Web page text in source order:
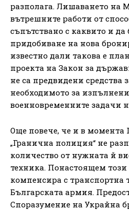
разполага. Лишаването на
вътрешните работи от
съпътствано с каквито и
придобиване на нова
известно дали такова е
проекта на Закон за
не са предвидени средства
необходимото за
военновременните задачи
Още повече, че и в момента
„Гранична полиция“ не
количество от нужната й
техника. Понастоящем
компенсира с транспортна
Българската армия.
Споразумение на Украйна